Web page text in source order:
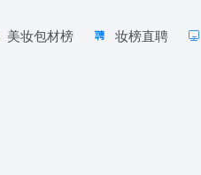
美妆包材榜 妆榜直聘